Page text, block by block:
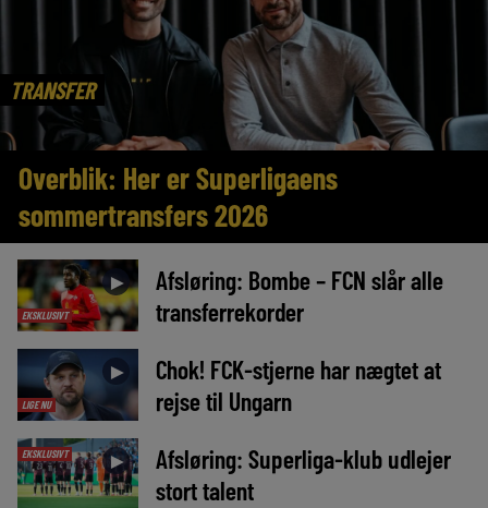
TRANSFER
Overblik: Her er Superligaens
sommertransfers 2026
EKSKLUSIVT
►
Afsløring: Bombe – FCN slår alle
transferrekorder
LIGE NU
►
Chok! FCK-stjerne har nægtet at
rejse til Ungarn
EKSKLUSIVT ►
Afsløring: Superliga-klub udlejer
stort talent